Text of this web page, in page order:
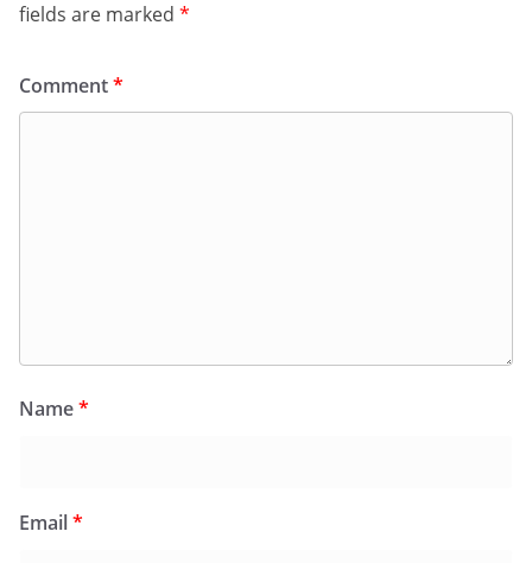
fields are marked *
Comment*
Name*
Email*